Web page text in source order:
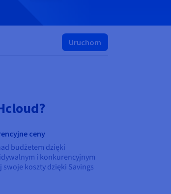
Uruchom
ceny
budżetem dzięki
i konkurencyjnym
koszty dzięki Savings